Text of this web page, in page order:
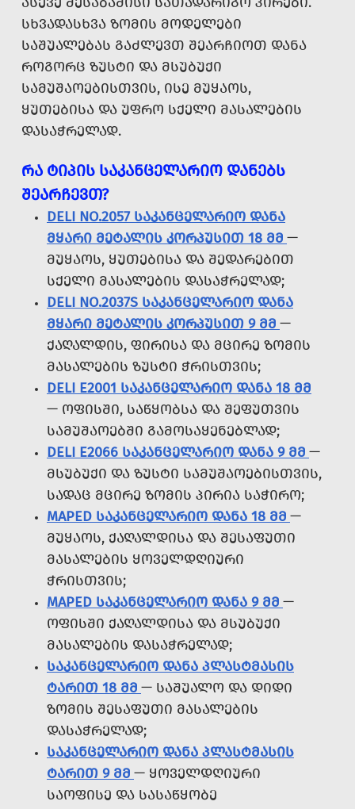
ᲡᲮᲕᲐᲓᲐᲡᲮᲕᲐ ᲖᲝᲛᲘᲡ ᲛᲝᲓᲔᲚᲔᲑᲘ
ᲡᲐᲨᲣᲐᲚᲔᲑᲐᲡ ᲒᲐᲫᲚᲔᲕᲗ ᲨᲔᲐᲠᲩᲘᲝᲗ ᲓᲐᲜᲐ
ᲠᲝᲒᲝᲠᲪ ᲖᲣᲡᲢᲘ ᲓᲐ ᲛᲡᲣᲑᲣᲥᲘ
ᲡᲐᲛᲣᲨᲐᲝᲔᲑᲘᲡᲗᲕᲘᲡ, ᲘᲡᲔ ᲛᲣᲧᲐᲝᲡ,
ᲧᲣᲗᲔᲑᲘᲡᲐ ᲓᲐ ᲣᲤᲠᲝ ᲡᲥᲔᲚᲘ ᲛᲐᲡᲐᲚᲔᲑᲘᲡ
ᲓᲐᲡᲐᲭᲠᲔᲚᲐᲓ.
ᲠᲐ ᲢᲘᲞᲘᲡ ᲡᲐᲙᲐᲜᲪᲔᲚᲐᲠᲘᲝ ᲓᲐᲜᲔᲑᲡ
ᲨᲔᲐᲠᲩᲔᲕᲗ?
DELI NO.2057 ᲡᲐᲙᲐᲜᲪᲔᲚᲐᲠᲘᲝ ᲓᲐᲜᲐ
ᲛᲧᲐᲠᲘ ᲛᲔᲢᲐᲚᲘᲡ ᲙᲝᲠᲞᲣᲡᲘᲗ 18 ᲛᲛ —
ᲛᲣᲧᲐᲝᲡ, ᲧᲣᲗᲔᲑᲘᲡᲐ ᲓᲐ ᲨᲔᲓᲐᲠᲔᲑᲘᲗ
ᲡᲥᲔᲚᲘ ᲛᲐᲡᲐᲚᲔᲑᲘᲡ ᲓᲐᲡᲐᲭᲠᲔᲚᲐᲓ;
DELI NO.2037S ᲡᲐᲙᲐᲜᲪᲔᲚᲐᲠᲘᲝ ᲓᲐᲜᲐ
ᲛᲧᲐᲠᲘ ᲛᲔᲢᲐᲚᲘᲡ ᲙᲝᲠᲞᲣᲡᲘᲗ 9 ᲛᲛ —
ᲥᲐᲦᲐᲚᲓᲘᲡ, ᲤᲘᲠᲘᲡᲐ ᲓᲐ ᲛᲪᲘᲠᲔ ᲖᲝᲛᲘᲡ
ᲛᲐᲡᲐᲚᲔᲑᲘᲡ ᲖᲣᲡᲢᲘ ᲭᲠᲘᲡᲗᲕᲘᲡ;
DELI E2001 ᲡᲐᲙᲐᲜᲪᲔᲚᲐᲠᲘᲝ ᲓᲐᲜᲐ 18 ᲛᲛ
— ᲝᲤᲘᲡᲨᲘ, ᲡᲐᲬᲧᲝᲑᲡᲐ ᲓᲐ ᲨᲔᲤᲣᲗᲕᲘᲡ
ᲡᲐᲛᲣᲨᲐᲝᲔᲑᲨᲘ ᲒᲐᲛᲝᲡᲐᲧᲔᲜᲔᲑᲚᲐᲓ;
DELI E2066 ᲡᲐᲙᲐᲜᲪᲔᲚᲐᲠᲘᲝ ᲓᲐᲜᲐ 9 ᲛᲛ —
ᲛᲡᲣᲑᲣᲥᲘ ᲓᲐ ᲖᲣᲡᲢᲘ ᲡᲐᲛᲣᲨᲐᲝᲔᲑᲘᲡᲗᲕᲘᲡ,
ᲡᲐᲓᲐᲪ ᲛᲪᲘᲠᲔ ᲖᲝᲛᲘᲡ ᲞᲘᲠᲘᲐ ᲡᲐᲭᲘᲠᲝ;
MAPED ᲡᲐᲙᲐᲜᲪᲔᲚᲐᲠᲘᲝ ᲓᲐᲜᲐ 18 ᲛᲛ —
ᲛᲣᲧᲐᲝᲡ, ᲥᲐᲦᲐᲚᲓᲘᲡᲐ ᲓᲐ ᲨᲔᲡᲐᲤᲣᲗᲘ
ᲛᲐᲡᲐᲚᲔᲑᲘᲡ ᲧᲝᲕᲔᲚᲓᲦᲘᲣᲠᲘ
ᲭᲠᲘᲡᲗᲕᲘᲡ;
MAPED ᲡᲐᲙᲐᲜᲪᲔᲚᲐᲠᲘᲝ ᲓᲐᲜᲐ 9 ᲛᲛ —
ᲝᲤᲘᲡᲨᲘ ᲥᲐᲦᲐᲚᲓᲘᲡᲐ ᲓᲐ ᲛᲡᲣᲑᲣᲥᲘ
ᲛᲐᲡᲐᲚᲔᲑᲘᲡ ᲓᲐᲡᲐᲭᲠᲔᲚᲐᲓ;
ᲡᲐᲙᲐᲜᲪᲔᲚᲐᲠᲘᲝ ᲓᲐᲜᲐ ᲞᲚᲐᲡᲢᲛᲐᲡᲘᲡ
ᲢᲐᲠᲘᲗ 18 ᲛᲛ — ᲡᲐᲨᲣᲐᲚᲝ ᲓᲐ ᲓᲘᲓᲘ
ᲖᲝᲛᲘᲡ ᲨᲔᲡᲐᲤᲣᲗᲘ ᲛᲐᲡᲐᲚᲔᲑᲘᲡ
ᲓᲐᲡᲐᲭᲠᲔᲚᲐᲓ;
ᲡᲐᲙᲐᲜᲪᲔᲚᲐᲠᲘᲝ ᲓᲐᲜᲐ ᲞᲚᲐᲡᲢᲛᲐᲡᲘᲡ
ᲢᲐᲠᲘᲗ 9 ᲛᲛ — ᲧᲝᲕᲔᲚᲓᲦᲘᲣᲠᲘ
ᲡᲐᲝᲤᲘᲡᲔ ᲓᲐ ᲡᲐᲡᲐᲬᲧᲝᲑᲔ